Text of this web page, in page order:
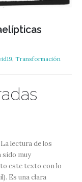
Transformación
lectura de los
sido muy
este texto con lo
Es una clara